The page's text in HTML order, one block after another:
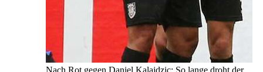
Nach Rot gegen Daniel Kalajdzic: So lange droht der